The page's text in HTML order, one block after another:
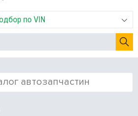
по VIN
автозапчастин